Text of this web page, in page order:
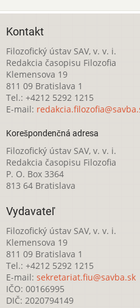
Kontakt
Filozofický ústav SAV, v. v. i.
Redakcia časopisu Filozofia
Klemensova 19
811 09 Bratislava 1
Tel.: +4212 5292 1215
E-mail:
Korešpondenčná adresa
Filozofický ústav SAV, v. v. i.
Redakcia časopisu Filozofia
P. O. Box 3364
813 64 Bratislava
Vydavateľ
Filozofický ústav SAV, v. v. i.
Klemensova 19
811 09 Bratislava 1
Tel.: +4212 5292 1215
E-mail: sekretariat.fiu@savba.sk
IČO: 00166995
DIČ: 2020794149